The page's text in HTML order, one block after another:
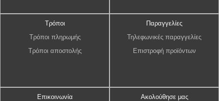
Τρόποι
Τρόποι πληρωμής
Τρόποι αποστολής
Παραγγελίες
Τηλεφωνικές παραγγελίες
Επιστροφή προϊόντων
Επικοινωνία
Ακολούθησε μας